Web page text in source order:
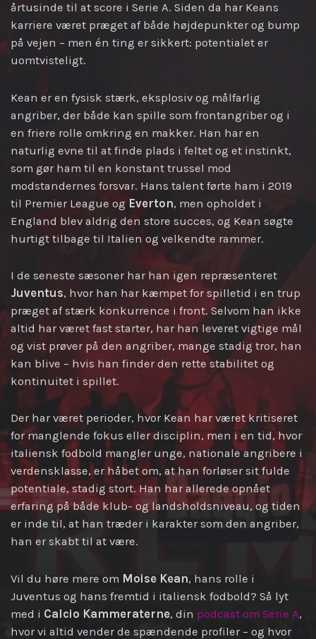
årtusinde til at score i Serie A. Siden da har Keans
karriere været præget af både højdepunkter og bump
på vejen – men én ting er sikkert: potentialet er
uomtvisteligt.
Kean er en fysisk stærk, eksplosiv og målfarlig
angriber, der både kan spille som frontangriber og i
en friere rolle omkring en makker. Han har en
naturlig evne til at finde plads i feltet og et instinkt,
som gør ham til en konstant trussel mod
modstandernes forsvar. Hans talent førte ham i 2019
til Premier League og Everton, men opholdet i
England blev aldrig den store succes, og Kean søgte
hurtigt tilbage til Italien og velkendte rammer.
I de seneste sæsoner har han igen repræsenteret
Juventus, hvor han har kæmpet for spilletid i en trup
præget af stærk konkurrence i front. Selvom han ikke
altid har været fast starter, har han leveret vigtige mål
og vist prøver på den angriber, mange stadig tror, han
kan blive – hvis han finder den rette stabilitet og
kontinuitet i spillet.
Der har været perioder, hvor Kean har været kritiseret
for manglende fokus eller disciplin, men i en tid, hvor
italiensk fodbold mangler unge, nationale angribere i
verdensklasse, er håbet om, at han forløser sit fulde
potentiale, stadig stort. Han har allerede opnået
erfaring på både klub- og landsholdsniveau, og tiden
er inde til, at han træder i karakter som den angriber,
han er skabt til at være.
Vil du høre mere om Moise Kean, hans rolle i
Juventus og hans fremtid i italiensk fodbold? Så lyt
med i Calcio Kammeraterne, din podcast om Serie A,
hvor vi altid vender de spændende profiler – og hvor